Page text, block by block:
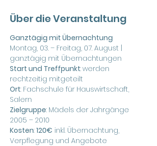
Über die Veranstaltung
Ganztägig mit Übernachtung
Montag, 03. – Freitag, 07. August |
ganztägig mit Übernachtungen
Start und Treffpunkt:werden
rechtzeitig mitgeteilt
Ort: Fachschule für Hauswirtschaft,
Salern
Zielgruppe: Mädels der Jahrgänge
2005 – 2010
Kosten: 120€ inkl. Übernachtung,
Verpflegung und Angebote